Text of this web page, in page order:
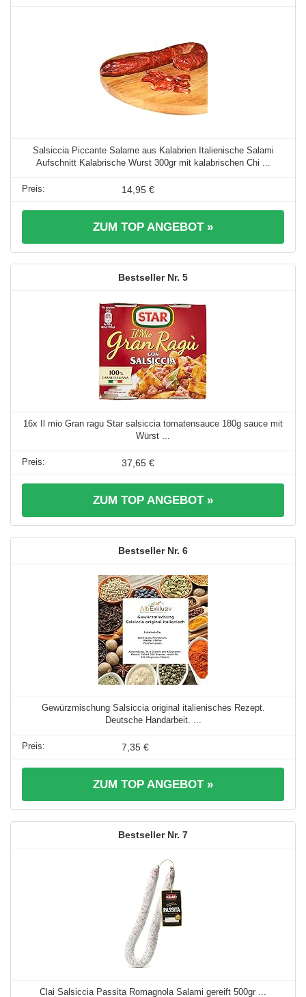
Salsiccia Piccante Salame aus Kalabrien Italienische Salami
Aufschnitt Kalabrische Wurst 300gr mit kalabrischen Chi ...
14,95 €
ZUM TOP ANGEBOT »
5
16x Il mio Gran ragu Star salsiccia tomatensauce 180g sauce mit
Würst ...
37,65 €
ZUM TOP ANGEBOT »
6
Gewürzmischung Salsiccia original italienisches Rezept.
Deutsche Handarbeit. ...
7,35 €
ZUM TOP ANGEBOT »
7
Clai Salsiccia Passita Romagnola Salami gereift 500gr ...